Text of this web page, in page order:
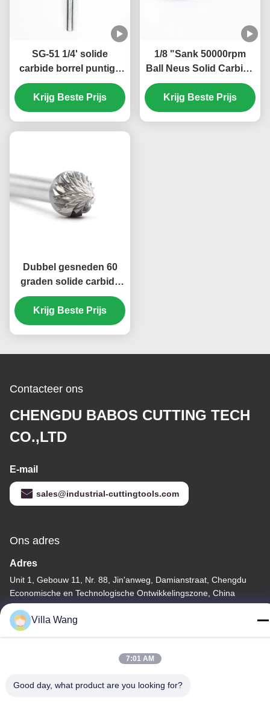
SG-51 1/4' solide
carbide borrel puntige
boom carbide borrel op
1/8" schank
Krijg Beste Prijs
1/8 "Sank 50000rpm
Ball Neus Solid Carbide
Burr Set Die Grinder
Burrs voor staal 1/4" X
1/2"
Krijg Beste Prijs
Dubbel gesneden 60
graden solide carbide
borsten Die grinder bit
1/8 "Diameter 1/8" Sank
Krijg Beste Prijs
Contacteer ons
CHENGDU BABOS CUTTING TECH
CO.,LTD
E-mail
sales@industrial-cuttingtools.com
Ons adres
Adres
Unit 1, Gebouw 11, Nr. 88, Jin'anweg, Damianstraat, Chengdu
Economische en Technologische Ontwikkelingszone, China
Telefoon
00-86-15882030231
Villa Wang
7:01 AM
Good day, what product are you looking for?